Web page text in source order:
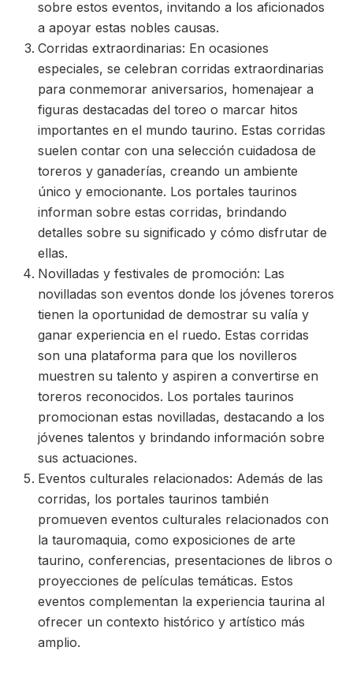
sobre estos eventos, invitando a los aficionados
a apoyar estas nobles causas.
Corridas extraordinarias: En ocasiones
especiales, se celebran corridas extraordinarias
para conmemorar aniversarios, homenajear a
figuras destacadas del toreo o marcar hitos
importantes en el mundo taurino. Estas corridas
suelen contar con una selección cuidadosa de
toreros y ganaderías, creando un ambiente
único y emocionante. Los portales taurinos
informan sobre estas corridas, brindando
detalles sobre su significado y cómo disfrutar de
ellas.
Novilladas y festivales de promoción: Las
novilladas son eventos donde los jóvenes toreros
tienen la oportunidad de demostrar su valía y
ganar experiencia en el ruedo. Estas corridas
son una plataforma para que los novilleros
muestren su talento y aspiren a convertirse en
toreros reconocidos. Los portales taurinos
promocionan estas novilladas, destacando a los
jóvenes talentos y brindando información sobre
sus actuaciones.
Eventos culturales relacionados: Además de las
corridas, los portales taurinos también
promueven eventos culturales relacionados con
la tauromaquia, como exposiciones de arte
taurino, conferencias, presentaciones de libros o
proyecciones de películas temáticas. Estos
eventos complementan la experiencia taurina al
ofrecer un contexto histórico y artístico más
amplio.